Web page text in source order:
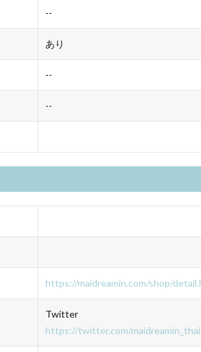
--
あり
--
--
https://maidreamin.com/shop/
Twitter
https://twitter.com/maidreamin_thai